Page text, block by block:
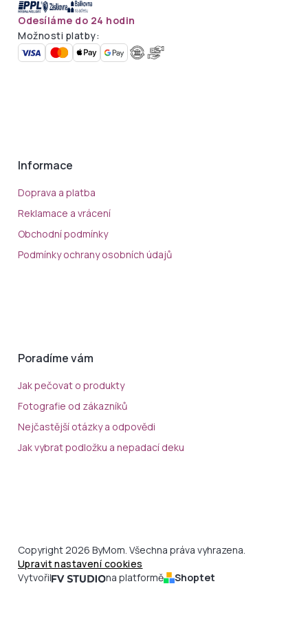
Odesíláme do 24 hodin
Možnosti platby:
Informace
Doprava a platba
Reklamace a vrácení
Obchodní podmínky
Podmínky ochrany osobních údajů
Poradíme vám
Jak pečovat o produkty
Fotografie od zákazníků
Nejčastější otázky a odpovědi
Jak vybrat podložku a nepadací deku
Copyright 2026 ByMom. Všechna práva vyhrazena.
Upravit nastavení cookies
Vytvořil
na platformě Shoptet